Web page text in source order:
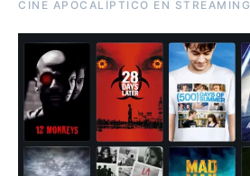
CINE APOCALÍPTICO EN STREAMING